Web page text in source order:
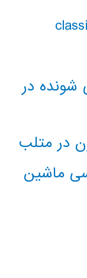
شونده در
در متلب
ماشین